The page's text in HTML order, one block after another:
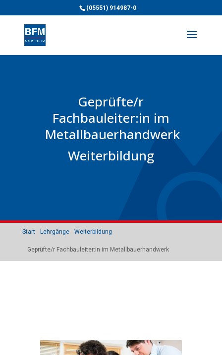
(05551) 914987-0
Geprüfte/r
Fachbauleiter:in im
Metallbauerhandwerk
Weiterbildung
Start Lehrgänge Weiterbildung
Geprüfte/r Fachbauleiter:in im Metallbauerhandwerk